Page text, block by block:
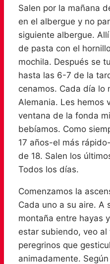
Salen por la mañana
en el albergue y no
siguiente albergue.
de pasta con el
mochila. Después se
hasta las 6-7 de la
cenamos. Cada día lo
Alemania. Les hemos
ventana de la fonda
bebíamos. Como
17 años-el más
de 18. Salen los
Todos los días.
Comenzamos la
Cada uno a su aire. A
montaña entre hayas
estar subiendo, veo
peregrinos que
animadamente.